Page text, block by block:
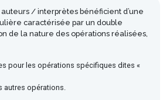
/ interprètes bénéficient d’une
caractérisée par un double
de la nature des opérations réalisées,
pour les opérations spécifiques dites «
autres opérations.